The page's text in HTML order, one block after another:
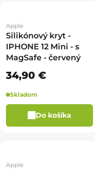
Apple
Silikónový kryt -
IPHONE 12 Mini - s
MagSafe - červený
34,90 €
Skladom
Do košíka
Apple